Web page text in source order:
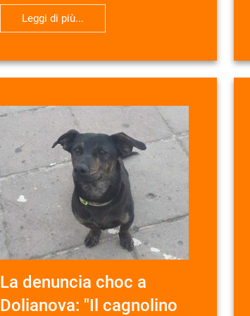
Leggi di più...
La denuncia choc a
Dolianova: "Il cagnolino